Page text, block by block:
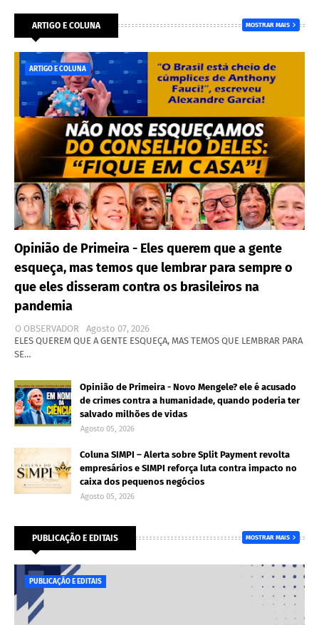
ARTIGO E COLUNA MOSTRAR MAIS
ARTIGO E COLUNA
Opinião de Primeira - Eles querem que a gente
esqueça, mas temos que lembrar para sempre o
que eles disseram contra os brasileiros na
pandemia
O OBSERVADOR
Agosto 07, 2026
ELES QUEREM QUE A GENTE ESQUEÇA, MAS TEMOS QUE LEMBRAR PARA
SE…
Opinião de Primeira - Novo Mengele? ele é acusado
de crimes contra a humanidade, quando poderia ter
salvado milhões de vidas
Agosto 05, 2026
Coluna SIMPI – Alerta sobre Split Payment revolta
empresários e SIMPI reforça luta contra impacto no
caixa dos pequenos negócios
Agosto 05, 2026
PUBLICAÇÃO E EDITAIS MOSTRAR MAIS
PUBLICAÇÃO E EDITAIS